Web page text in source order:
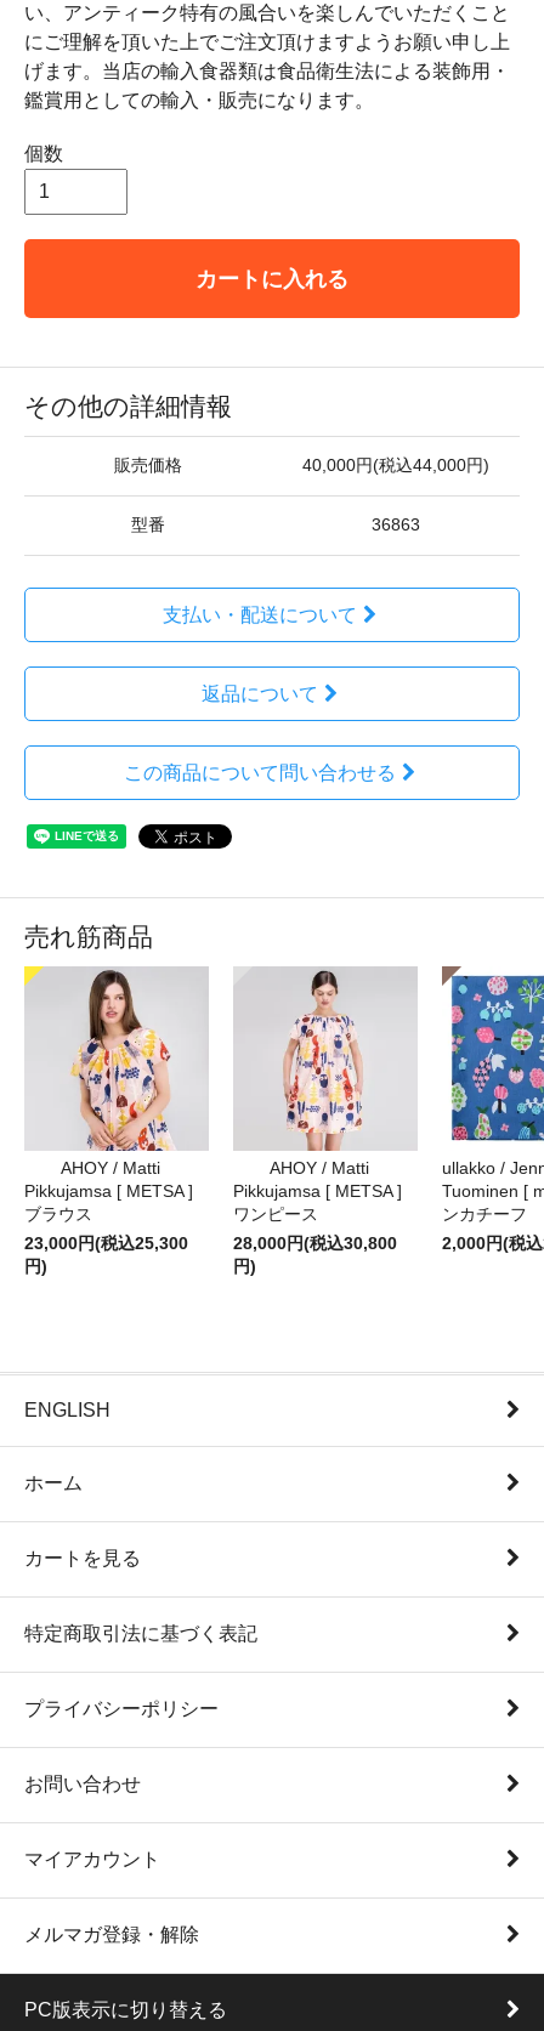
い、アンティーク特有の風合いを楽しんでいただくこと
にご理解を頂いた上でご注文頂けますようお願い申し上
げます。当店の輸入食器類は食品衛生法による装飾用・
鑑賞用としての輸入・販売になります。
個数
カートに入れる
その他の詳細情報
販売価格 40,000円(税込44,000円)
型番 36863
支払い・配送について
返品について
この商品について問い合わせる
売れ筋商品
AHOY / Matti
Pikkujamsa [ METSA ]
ブラウス
23,000円(税込25,300
円)
AHOY / Matti
Pikkujamsa [ METSA ]
ワンピース
28,000円(税込30,800
円)
ullakko /
Tuominen [
ンカチーフ
2,000円(税
ENGLISH
ホーム
カートを見る
特定商取引法に基づく表記
プライバシーポリシー
お問い合わせ
マイアカウント
メルマガ登録・解除
PC版表示に切り替える